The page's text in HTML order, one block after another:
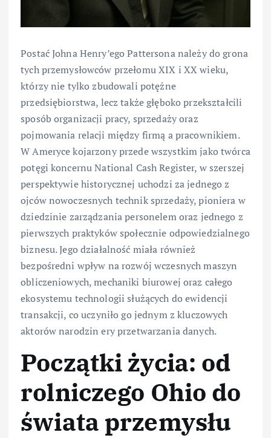
Postać Johna Henry’ego Pattersona należy do grona
tych przemysłowców przełomu XIX i XX wieku,
którzy nie tylko zbudowali potężne
przedsiębiorstwa, lecz także głęboko przekształcili
sposób organizacji pracy, sprzedaży oraz
pojmowania relacji między firmą a pracownikiem.
W Ameryce kojarzony przede wszystkim jako twórca
potęgi koncernu National Cash Register, w szerszej
perspektywie historycznej uchodzi za jednego z
ojców nowoczesnych technik sprzedaży, pioniera w
dziedzinie zarządzania personelem oraz jednego z
pierwszych praktyków społecznie odpowiedzialnego
biznesu. Jego działalność miała również
bezpośredni wpływ na rozwój wczesnych maszyn
obliczeniowych, mechaniki biurowej oraz całego
ekosystemu technologii służących do ewidencji
transakcji, co uczyniło go jednym z kluczowych
aktorów narodzin ery przetwarzania danych.
Początki życia: od
rolniczego Ohio do
świata przemysłu